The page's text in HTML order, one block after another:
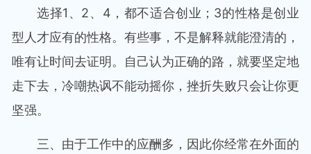
选择1、2、4，都不适合创业；3的性格是创业
型人才应有的性格。有些事，不是解释就能澄清的，
唯有让时间去证明。自己认为正确的路，就要坚定地
走下去，冷嘲热讽不能动摇你，挫折失败只会让你更
坚强。
三、由于工作中的应酬多，因此你经常在外面的